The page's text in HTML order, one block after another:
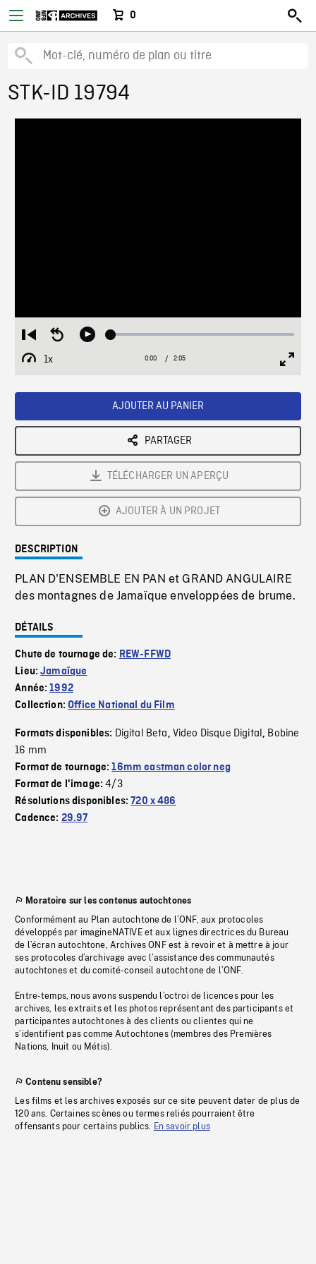
0
STK-ID 19794
Restart
from
beginning
Seek
Play Loaded:
1x
Playback
Current
0:00 / Duration
2:05
AJOUTER AU PANIER
PARTAGER
TÉLÉCHARGER UN APERÇU
AJOUTER À UN PROJET
DESCRIPTION
PLAN D'ENSEMBLE EN PAN et GRAND ANGULAIRE
des montagnes de Jamaïque enveloppées de brume.
DÉTAILS
Chute de tournage de: REW-FFWD
Lieu:Jamaïque
Année:1992
Collection:Office National du Film
Formats disponibles: Digital Beta, Video Disque Digital, Bobine
16 mm
Format de tournage:16mm eastman color neg
Format de l'image:4/3
Résolutions disponibles:720 x 486
Cadence: 29.97
Moratoire sur les contenus autochtones
Conformément au Plan autochtone de l’ONF, aux protocoles
développés par imagineNATIVE et aux lignes directrices du Bureau
de l’écran autochtone, Archives ONF est à revoir et à mettre à jour
ses protocoles d’archivage avec l’assistance des communautés
autochtones et du comité-conseil autochtone de l’ONF.
Entre-temps, nous avons suspendu l’octroi de licences pour les
archives, les extraits et les photos représentant des participants et
participantes autochtones à des clients ou clientes qui ne
s’identifient pas comme Autochtones (membres des Premières
Nations, Inuit ou Métis).
Contenu sensible?
Les films et les archives exposés sur ce site peuvent dater de plus de
120 ans. Certaines scènes ou termes reliés pourraient être
offensants pour certains publics. En savoir plus